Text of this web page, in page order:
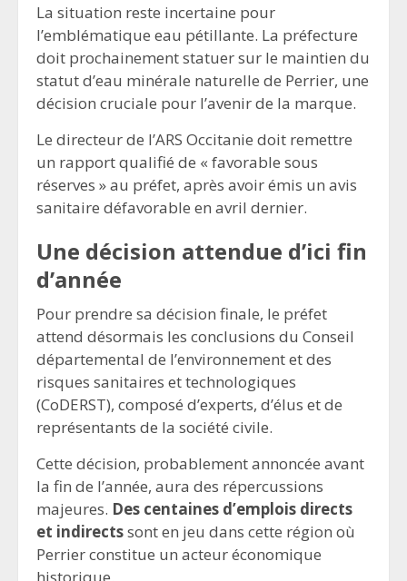
La situation reste incertaine pour
l’emblématique eau pétillante. La préfecture
doit prochainement statuer sur le maintien du
statut d’eau minérale naturelle de Perrier, une
décision cruciale pour l’avenir de la marque.
Le directeur de l’ARS Occitanie doit remettre
un rapport qualifié de « favorable sous
réserves » au préfet, après avoir émis un avis
sanitaire défavorable en avril dernier.
Une décision attendue d’ici fin
d’année
Pour prendre sa décision finale, le préfet
attend désormais les conclusions du Conseil
départemental de l’environnement et des
risques sanitaires et technologiques
(CoDERST), composé d’experts, d’élus et de
représentants de la société civile.
Cette décision, probablement annoncée avant
la fin de l’année, aura des répercussions
majeures. Des centaines d’emplois directs
et indirectssont en jeu dans cette région où
Perrier constitue un acteur économique
historique.